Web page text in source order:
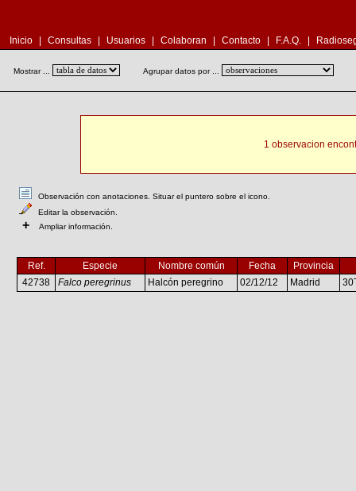
Inicio Consultas Usuarios Colaboran Contacto F.A.Q.
Mostrar ... Agrupar datos por ...
1 observacion
Observación con anotaciones. Situar el puntero sobre el icono.
Editar la observación.
+ Ampliar información.
Ref. Especie Nombre común Fecha Provincia
42738
Falco peregrinus Halcón peregrino 02/12/12 Madrid